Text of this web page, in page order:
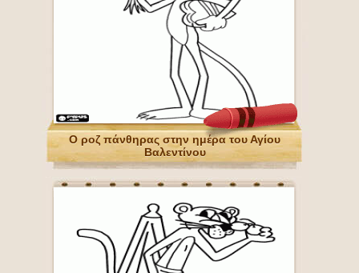
Ο ροζ πάνθηρας στην ημέρα του Αγίου
Βαλεντίνου